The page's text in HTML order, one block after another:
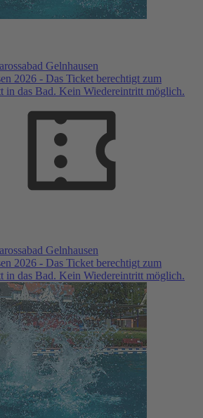
Gelnhausen
2026 - Das Ticket berechtigt zum
in das Bad. Kein Wiedereintritt möglich.
Gelnhausen
2026 - Das Ticket berechtigt zum
in das Bad. Kein Wiedereintritt möglich.